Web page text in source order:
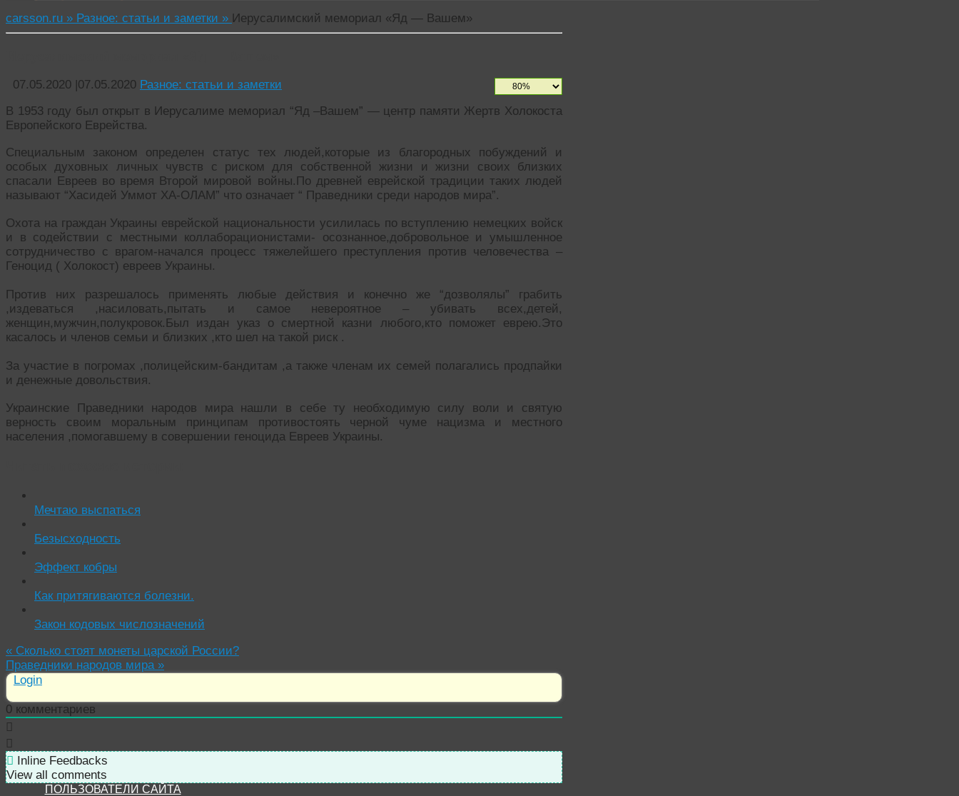
carsson.ru » Разное: статьи и заметки » Иерусалимский мемориал «Яд — Вашем»
07.05.2020 |07.05.2020 Разное: статьи и заметки
В 1953 году был открыт в Иерусалиме мемориал “Яд –Вашем” — центр памяти Жертв Холокоста
Европейского Еврейства.
Специальным законом определен статус тех людей,которые из благородных побуждений и
особых духовных личных чувств с риском для собственной жизни и жизни своих близких
спасали Евреев во время Второй мировой войны.По древней еврейской традиции таких людей
называют “Хасидей Уммот ХА-ОЛАМ” что означает “ Праведники среди народов мира”.
Охота на граждан Украины еврейской национальности усилилась по вступлению немецких войск
и в содействии с местными коллаборационистами- осознанное,добровольное и умышленное
сотрудничество с врагом-начался процесс тяжелейшего преступления против человечества –
Геноцид ( Холокост) евреев Украины.
Против них разрешалось применять любые действия и конечно же “дозволялы” грабить
,издеваться ,насиловать,пытать и самое невероятное – убивать всех,детей,
женщин,мужчин,полукровок.Был издан указ о смертной казни любого,кто поможет еврею.Это
касалось и членов семьи и близких ,кто шел на такой риск .
За участие в погромах ,полицейским-бандитам ,а также членам их семей полагались продпайки
и денежные довольствия.
Украинские Праведники народов мира нашли в себе ту необходимую силу воли и святую
верность своим моральным принципам противостоять черной чуме нацизма и местного
населения ,помогавшему в совершении геноцида Евреев Украины.
Мечтаю выспаться
Безысходность
Эффект кобры
Как притягиваются болезни.
Закон кодовых числозначений
« Сколько стоят монеты царской России?
Праведники народов мира »
Login
0 комментариев
Inline Feedbacks
View all comments
ПОЛЬЗОВАТЕЛИ САЙТА